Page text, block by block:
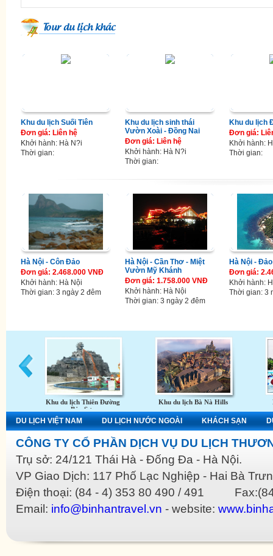
Tour du lịch khác
Khu du lịch Suối Tiên
Đơn giá: Liên hệ
Khởi hành: Hà N?i
Thời gian:
Khu du lịch sinh thái
Vườn Xoài - Đồng Nai
Đơn giá: Liên hệ
Khởi hành: Hà N?i
Thời gian:
Khu du lịch
Đơn giá:
Khởi hành:
Thời gian:
Hà Nội - Côn Đảo
Đơn giá: 2.468.000 VNĐ
Khởi hành: Hà Nội
Thời gian: 3 ngày 2 đêm
Hà Nội - Cần Thơ - Miệt
Vườn Mỹ Khánh
Đơn giá: 1.758.000 VNĐ
Khởi hành: Hà Nội
Thời gian: 3 ngày 2 đêm
Hà Nội -
Đơn giá:
Khởi hành:
Thời gian: 3
Khu du lịch Thiên Đường
Bảo Sơn
Khu du lịch Bà Nà Hills
DU LỊCH VIỆT NAM DU LỊCH NƯỚC NGOÀI KHÁCH SẠN
CÔNG TY CỔ PHẦN DỊCH VỤ DU LỊCH
Trụ sở: 24/121 Thái Hà - Đống Đa - Hà Nội.
VP Giao Dịch: 117 Phố Lạc Nghiệp - Hai Bà
Điện thoại: (84 - 4) 353 80 490 / 491 Fax:(84
Email: info@binhantravel.vn - website: